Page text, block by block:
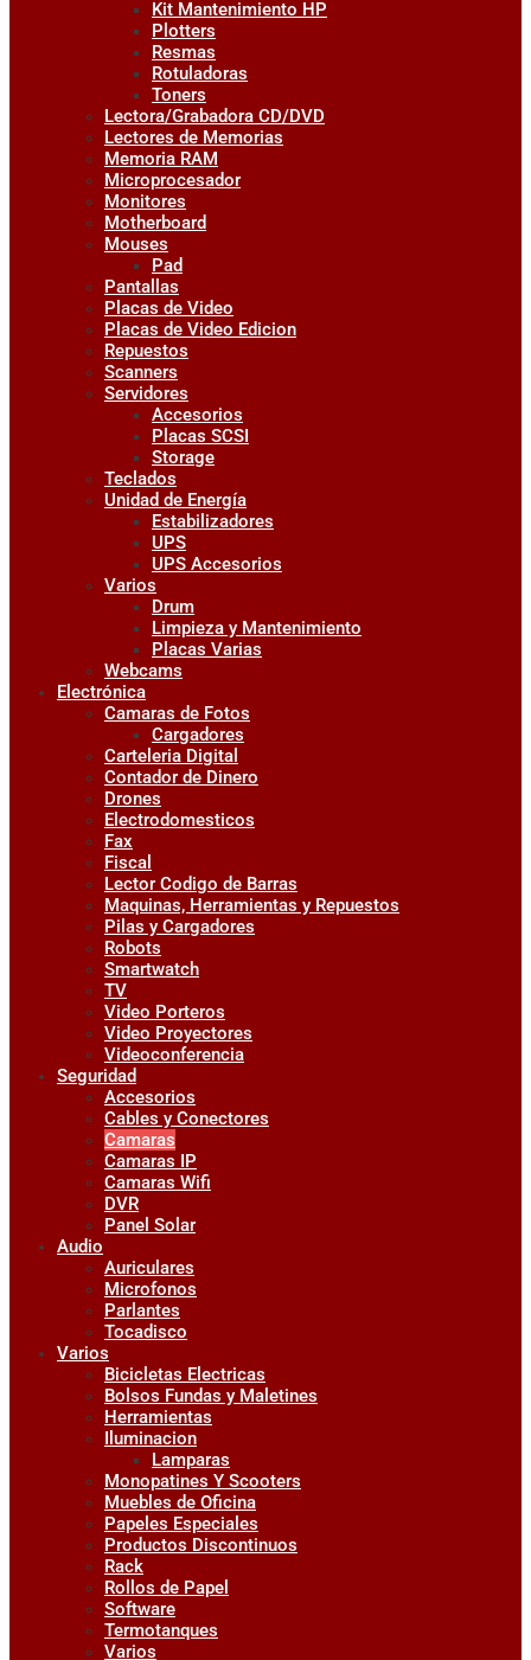
Kit Mantenimiento HP
Plotters
Resmas
Rotuladoras
Toners
Lectora/Grabadora CD/DVD
Lectores de Memorias
Memoria RAM
Microprocesador
Monitores
Motherboard
Mouses
Pad
Pantallas
Placas de Video
Placas de Video Edicion
Repuestos
Scanners
Servidores
Accesorios
Placas SCSI
Storage
Teclados
Unidad de Energía
Estabilizadores
UPS
UPS Accesorios
Varios
Drum
Limpieza y Mantenimiento
Placas Varias
Webcams
Electrónica
Camaras de Fotos
Cargadores
Carteleria Digital
Contador de Dinero
Drones
Electrodomesticos
Fax
Fiscal
Lector Codigo de Barras
Maquinas, Herramientas y Repuestos
Pilas y Cargadores
Robots
Smartwatch
TV
Video Porteros
Video Proyectores
Videoconferencia
Seguridad
Accesorios
Cables y Conectores
Camaras
Camaras IP
Camaras Wifi
DVR
Panel Solar
Audio
Auriculares
Microfonos
Parlantes
Tocadisco
Varios
Bicicletas Electricas
Bolsos Fundas y Maletines
Herramientas
Iluminacion
Lamparas
Monopatines Y Scooters
Muebles de Oficina
Papeles Especiales
Productos Discontinuos
Rack
Rollos de Papel
Software
Termotanques
Varios